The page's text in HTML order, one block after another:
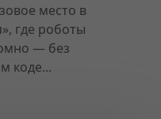
место в
где роботы
— без
коде...